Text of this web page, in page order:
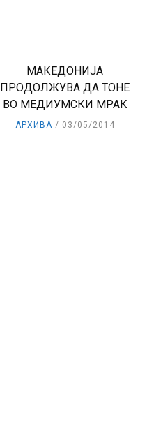
МАКЕДОНИЈА
ПРОДОЛЖУВА ДА ТОНЕ
ВО МЕДИУМСКИ МРАК
АРХИВА 03/05/2014